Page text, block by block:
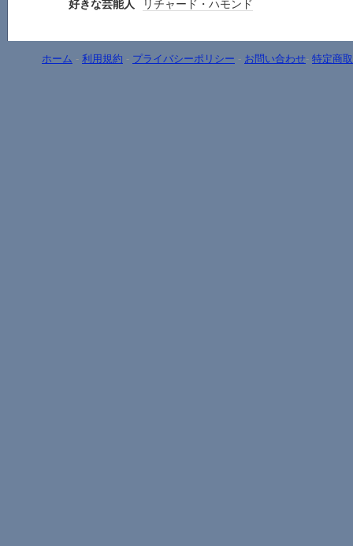
好きな芸能人 リチャード・ハモンド
ホーム - 利用規約 - プライバシーポリシー - お問い合わせ- 特定商